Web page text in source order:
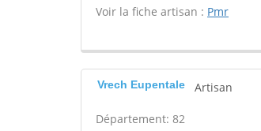
Voir la fiche artisan : Pmr
Vrech Eupentale Artisan
Département: 82